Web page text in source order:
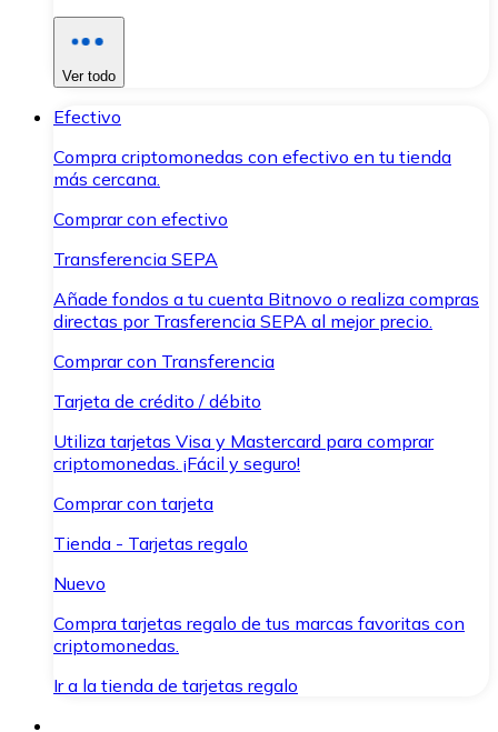
Ver todo
Efectivo
Compra criptomonedas con efectivo en tu tienda
más cercana.
Comprar con efectivo
Transferencia SEPA
Añade fondos a tu cuenta Bitnovo o realiza compras
directas por Trasferencia SEPA al mejor precio.
Comprar con Transferencia
Tarjeta de crédito / débito
Utiliza tarjetas Visa y Mastercard para comprar
criptomonedas. ¡Fácil y seguro!
Comprar con tarjeta
Tienda - Tarjetas regalo
Nuevo
Compra tarjetas regalo de tus marcas favoritas con
criptomonedas.
Ir a la tienda de tarjetas regalo